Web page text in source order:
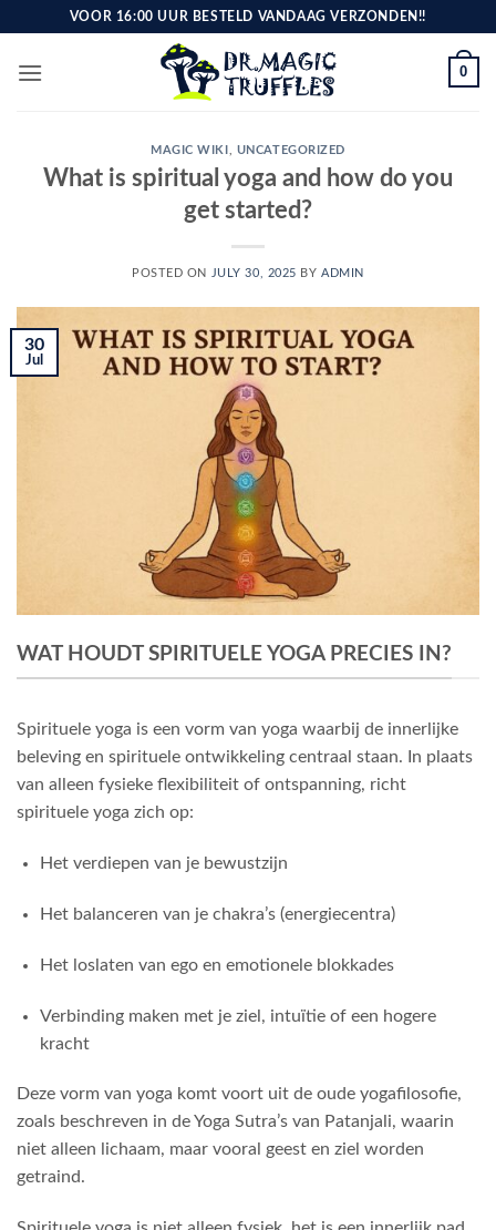
content
VOOR 16:00 UUR BESTELD VANDAAG VERZONDEN!!
0
MAGIC WIKI UNCATEGORIZED
What is spiritual yoga and how do you
get started?
POSTED ON JULY 30, 2025 BYADMIN
30
Jul
WAT HOUDT SPIRITUELE YOGA PRECIES IN?
Spirituele yoga is een vorm van yoga waarbij de innerlijke
beleving en spirituele ontwikkeling centraal staan. In plaats
van alleen fysieke flexibiliteit of ontspanning, richt
spirituele yoga zich op:
Het verdiepen van je bewustzijn
Het balanceren van je chakra’s (energiecentra)
Het loslaten van ego en emotionele blokkades
Verbinding maken met je ziel, intuïtie of een hogere
kracht
Deze vorm van yoga komt voort uit de oude yogafilosofie,
zoals beschreven in de Yoga Sutra’s van Patanjali, waarin
niet alleen lichaam, maar vooral geest en ziel worden
getraind.